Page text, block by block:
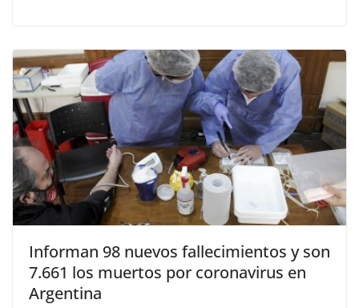
Informan 98 nuevos fallecimientos y son
7.661 los muertos por coronavirus en
Argentina